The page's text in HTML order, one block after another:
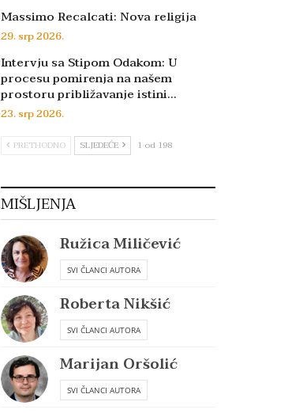
Massimo Recalcati: Nova religija
29. srp 2026.
Intervju sa Stipom Odakom: U
procesu pomirenja na našem
prostoru približavanje istini…
23. srp 2026.
PRETHODNO SLJEDEĆE 1 od 198
MIŠLJENJA
Ružica Miličević
SVI ČLANCI AUTORA
Roberta Nikšić
SVI ČLANCI AUTORA
Marijan Oršolić
SVI ČLANCI AUTORA